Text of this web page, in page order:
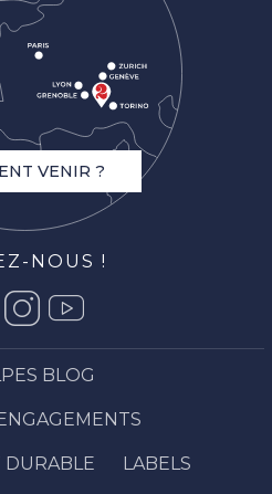
VENIR ?
NOUS !
BLOG
LABELS